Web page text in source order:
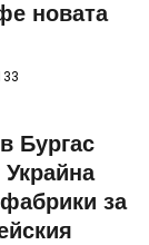
новата
Бургас
за